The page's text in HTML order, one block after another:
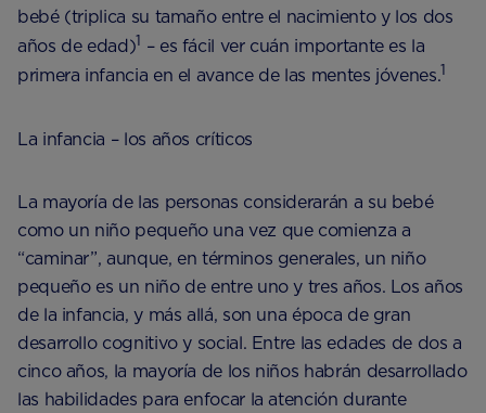
bebé (triplica su tamaño entre el nacimiento y los dos
años de edad)1 – es fácil ver cuán importante es la
primera infancia en el avance de las mentes jóvenes.1
La infancia – los años críticos
La mayoría de las personas considerarán a su bebé
como un niño pequeño una vez que comienza a
“caminar”, aunque, en términos generales, un niño
pequeño es un niño de entre uno y tres años. Los años
de la infancia, y más allá, son una época de gran
desarrollo cognitivo y social. Entre las edades de dos a
cinco años, la mayoría de los niños habrán desarrollado
las habilidades para enfocar la atención durante